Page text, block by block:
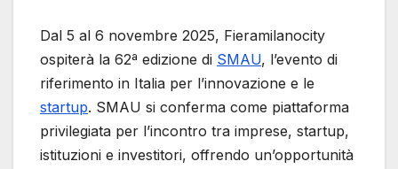
Dal 5 al 6 novembre 2025, Fieramilanocity
ospiterà la 62ª edizione di SMAU, l’evento di
riferimento in Italia per l’innovazione e le
startup. SMAU si conferma come piattaforma
privilegiata per l’incontro tra imprese, startup,
istituzioni e investitori, offrendo un’opportunità